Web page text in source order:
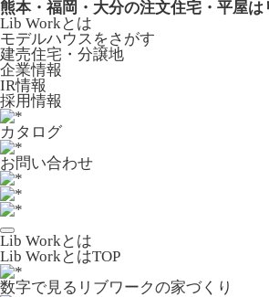
熊本・福岡・大分の注文住宅・平屋は
Lib Workとは
モデルハウスをさがす
建売住宅・分譲地
企業情報
IR情報
採用情報
カタログ
お問い合わせ
Lib Workとは
Lib WorkとはTOP
数字で⾒るリブワークの家づくり